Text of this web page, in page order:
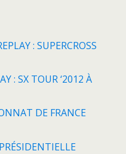
: SUPERCROSS
: SX TOUR ‘2012 À
DE FRANCE